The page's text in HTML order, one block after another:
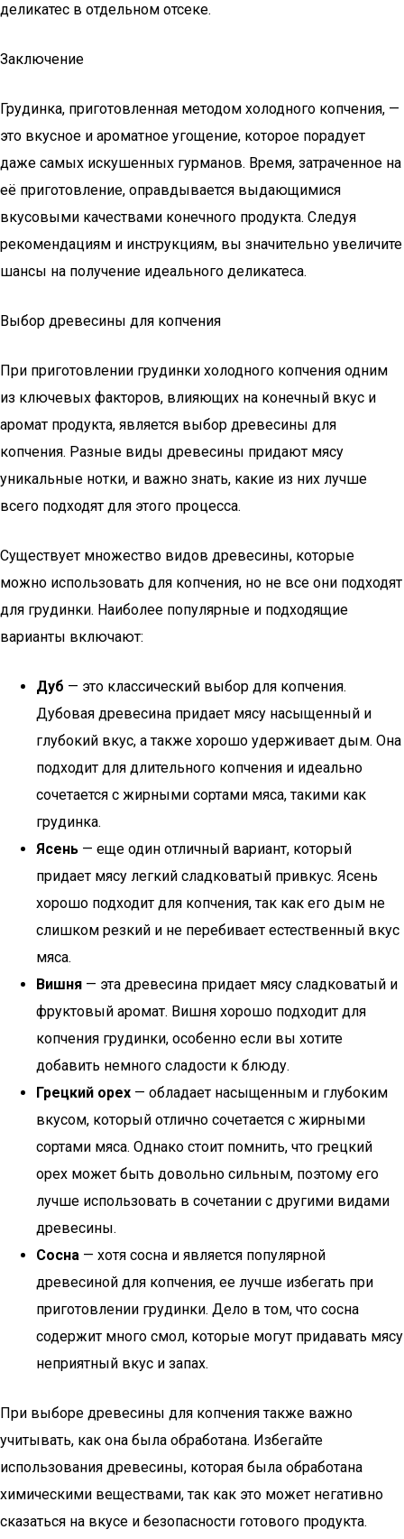
деликатес в отдельном отсеке.
Заключение
Грудинка, приготовленная методом холодного копчения, —
это вкусное и ароматное угощение, которое порадует
даже самых искушенных гурманов. Время, затраченное на
её приготовление, оправдывается выдающимися
вкусовыми качествами конечного продукта. Следуя
рекомендациям и инструкциям, вы значительно увеличите
шансы на получение идеального деликатеса.
Выбор древесины для копчения
При приготовлении грудинки холодного копчения одним
из ключевых факторов, влияющих на конечный вкус и
аромат продукта, является выбор древесины для
копчения. Разные виды древесины придают мясу
уникальные нотки, и важно знать, какие из них лучше
всего подходят для этого процесса.
Существует множество видов древесины, которые
можно использовать для копчения, но не все они подходят
для грудинки. Наиболее популярные и подходящие
варианты включают:
Дуб — это классический выбор для копчения.
Дубовая древесина придает мясу насыщенный и
глубокий вкус, а также хорошо удерживает дым. Она
подходит для длительного копчения и идеально
сочетается с жирными сортами мяса, такими как
грудинка.
Ясень — еще один отличный вариант, который
придает мясу легкий сладковатый привкус. Ясень
хорошо подходит для копчения, так как его дым не
слишком резкий и не перебивает естественный вкус
мяса.
Вишня — эта древесина придает мясу сладковатый и
фруктовый аромат. Вишня хорошо подходит для
копчения грудинки, особенно если вы хотите
добавить немного сладости к блюду.
Грецкий орех — обладает насыщенным и глубоким
вкусом, который отлично сочетается с жирными
сортами мяса. Однако стоит помнить, что грецкий
орех может быть довольно сильным, поэтому его
лучше использовать в сочетании с другими видами
древесины.
Сосна — хотя сосна и является популярной
древесиной для копчения, ее лучше избегать при
приготовлении грудинки. Дело в том, что сосна
содержит много смол, которые могут придавать мясу
неприятный вкус и запах.
При выборе древесины для копчения также важно
учитывать, как она была обработана. Избегайте
использования древесины, которая была обработана
химическими веществами, так как это может негативно
сказаться на вкусе и безопасности готового продукта.